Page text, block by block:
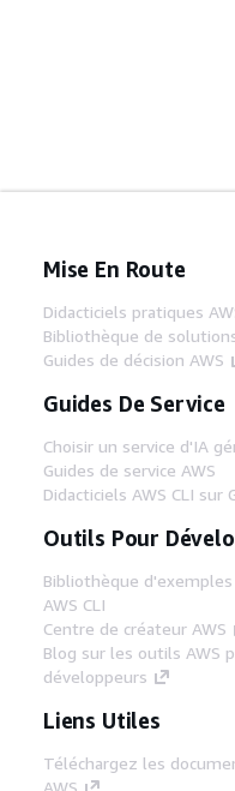
Mise En Route
Didacticiels pratiques
Bibliothèque de
Guides de décision AWS
Guides De Service
Choisir un service d'IA
Guides de service AWS
Didacticiels AWS CLI sur
Outils Pour
Bibliothèque d'exemples
AWS CLI
Centre de créateur AWS
Blog sur les outils AWS
développeurs
Liens Utiles
Téléchargez les
AWS